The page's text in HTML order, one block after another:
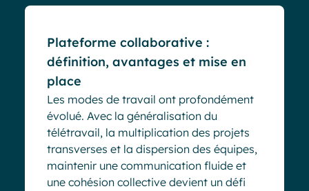
Plateforme collaborative :
définition, avantages et mise en
place
Les modes de travail ont profondément
évolué. Avec la généralisation du
télétravail, la multiplication des projets
transverses et la dispersion des équipes,
maintenir une communication fluide et
une cohésion collective devient un défi